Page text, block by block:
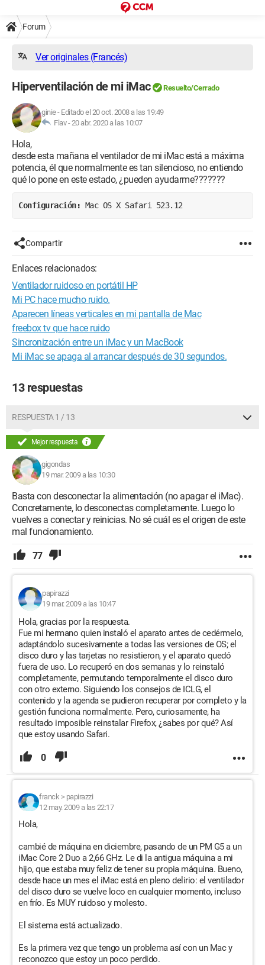
Forum
Ver originales (Francés)
Hiperventilación de mi iMac Resuelto/Cerrado
ginie- Editado el 20 oct. 2008 a las 19:49
Flav -20 abr. 2020 a las 10:07
Hola,
desde esta mañana el ventilador de mi iMac está a máxima
potencia, él que normalmente es tan silencioso, no entiendo
qué lo pone en este estado, ¿pueden ayudarme???????
Configuración: Mac OS X Safari 523.12
Compartir
Enlaces relacionados:
Ventilador ruidoso en portátil HP
Mi PC hace mucho ruido.
Aparecen líneas verticales en mi pantalla de Mac
freebox tv que hace ruido
Sincronización entre un iMac y un MacBook
Mi iMac se apaga al arrancar después de 30 segundos.
13 respuestas
RESPUESTA 1 / 13
Mejor respuesta
gigondas
19 mar. 2009 a las 10:30
Basta con desconectar la alimentación (no apagar el iMac).
Concretamente, lo desconectas completamente. Luego lo
vuelves a conectar y reinicias. No sé cuál es el origen de este
mal funcionamiento.
77
papirazzi
19 mar. 2009 a las 10:47
Hola, gracias por la respuesta.
Fue mi hermano quien instaló el aparato antes de cedérmelo,
adaptándolo sucesivamente a todas las versiones de OS; el
disco duro y las tarjetas no resistieron, y el aparato quedó
fuera de uso. Lo recuperó en dos semanas y lo reinstaló
completamente, permutando temporalmente el disco duro
con otro externo. Siguiendo los consejos de ICLG, el
contenido y la agenda se pudieron recuperar por completo y la
gestión funciona normalmente. Pero, curiosamente, ha
resultado imposible reinstalar Firefox, ¿sabes por qué? Así
que estoy usando Safari.
0
franck> papirazzi
12 may. 2009 a las 22:17
Hola,
cambié de máquina en diciembre, pasando de un PM G5 a un
iMac Core 2 Duo a 2,66 GHz. Le di la antigua máquina a mi
hijo, que estaba muy feliz de tener su propia máquina. Bueno,
desde hace un mes el iMac está en pleno delirio: el ventilador
del disco duro se vuelve loco en cualquier momento, incluso
en frío. Es MUY ruidoso y molesto.
El sistema está actualizado.
Es la primera vez que tengo un problema así con un Mac y
reconozco que estoy un poco perdido.